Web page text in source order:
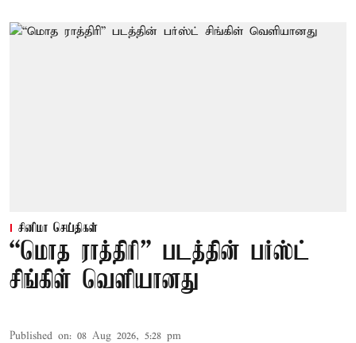
சினிமா செய்திகள்
“மொத ராத்திரி” படத்தின் பர்ஸ்ட்
சிங்கிள் வெளியானது
Published on: 08 Aug 2026, 5:28 pm